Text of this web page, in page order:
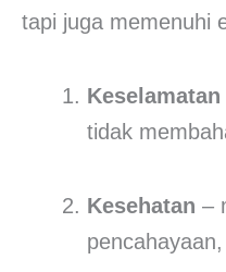
tapi juga memenuhi
Keselamatan
tidak
Kesehatan –